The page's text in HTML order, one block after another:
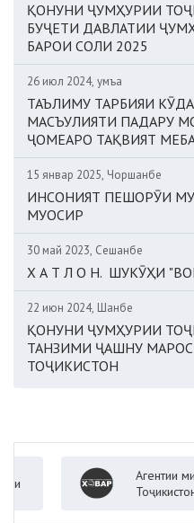
ҚОНУНИ ҶУМҲУРИИ
БУҶЕТИ ДАВЛАТИИ
БАРОИ СОЛИ 2025
26 июл 2024, Ҷумъа
ТАЪЛИМУ ТАРБИЯИ
МАСЪУЛИЯТИ ПАДАРУ
ҶОМЕАРО ТАҚВИЯТ
15 январ 2025, Чоршанбе
ИНСОНИЯТ ПЕШОРӮИ
МУОСИР
30 май 2023, Сешанбе
Х А Т Л О Н. ШУКӮҲИ
22 июн 2024, Шанбе
ҚОНУНИ ҶУМҲУРИИ
ТАНЗИМИ ҶАШНУ
ТОҶИКИСТОН
Агентии миллии
Тоҷикистон Ховар